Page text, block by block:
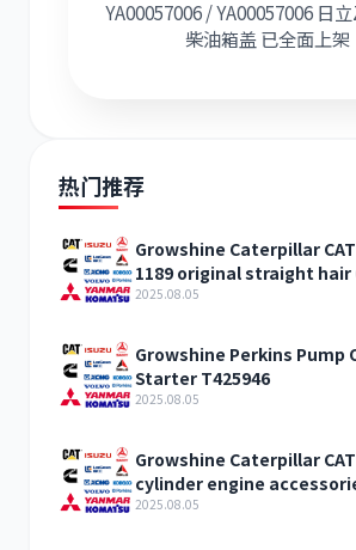
YA00057006 / YA00057006 日
柴油箱盖 已全面上架
热门推荐
Growshine Caterpillar
1189 original straight hair
2025.08.05
Growshine Perkins Pump
Starter T425946
2025.08.05
Growshine Caterpillar
cylinder engine
inquiry
2025.08.05